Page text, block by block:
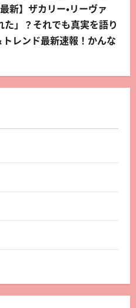
最新】ザカリー・リーヴァ
」？それでも真実を語り
レンド最新速報！かんな